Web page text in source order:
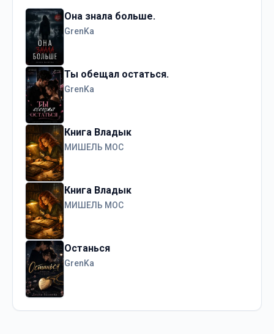
Она знала больше.
GrenKa
Ты обещал остаться.
GrenKa
Книга Владык
МИШЕЛЬ МОС
Книга Владык
МИШЕЛЬ МОС
Останься
GrenKa